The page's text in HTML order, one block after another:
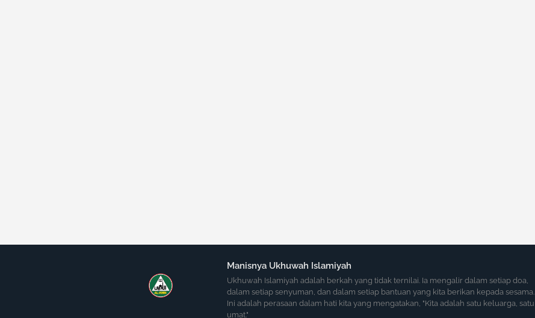
Manisnya Ukhuwah Islamiyah
Ukhuwah Islamiyah adalah berkah yang tidak ternilai. Ia mengalir dalam setiap doa,
dalam setiap senyuman, dan dalam setiap bantuan yang kita berikan kepada sesama.
Ini adalah perasaan dalam hati kita yang mengatakan, "Kita adalah satu keluarga, satu
umat."